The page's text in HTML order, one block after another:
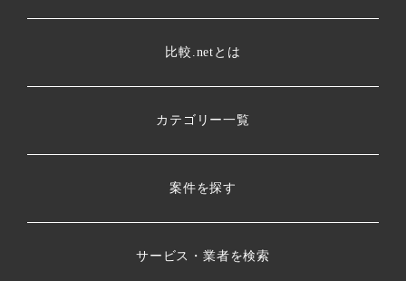
比較.netとは
カテゴリー一覧
案件を探す
サービス・業者を検索